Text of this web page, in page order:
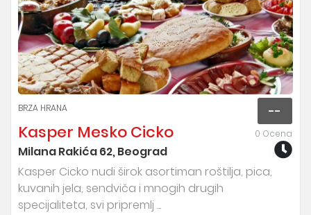
--
0 Ocena
BRZA HRANA
Kasper Mesko Cicko
Milana Rakića 62, Beograd
Kasper Cicko nudi širok asortiman roštilja, pica,
kuvanih jela, sendviča i mnogih drugih
specijaliteta, svi pripremlj ...